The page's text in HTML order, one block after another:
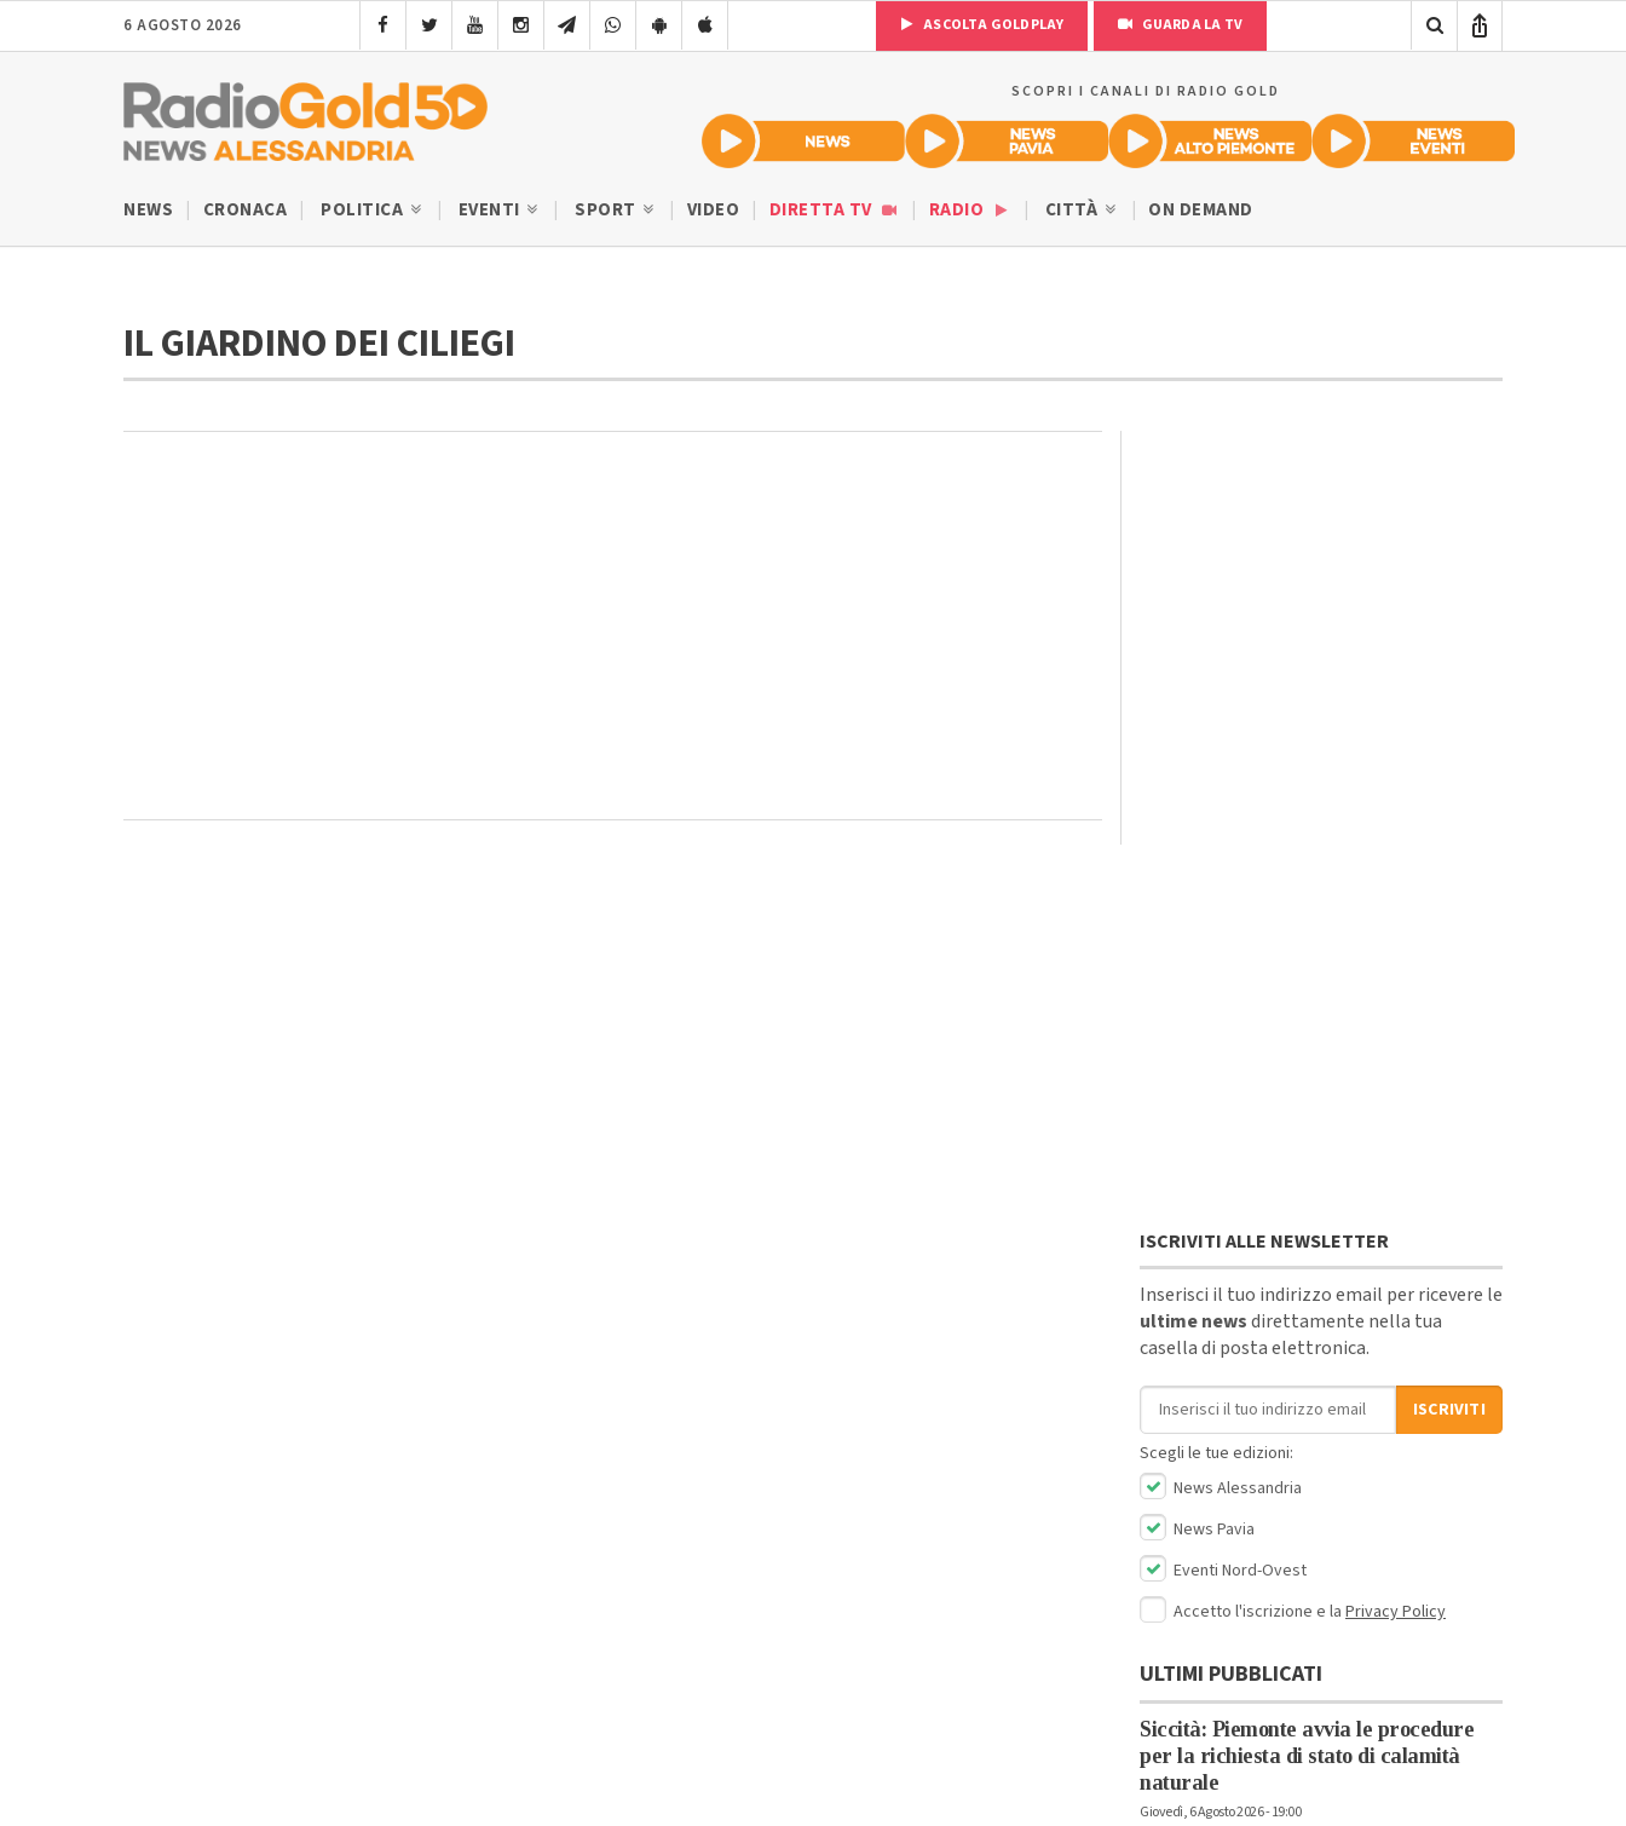
6 AGOSTO 2026 ASCOLTA GOLDPLAY GUARDA LA TV
SCOPRI I CANALI DI RADIO GOLD
NEWS CRONACA POLITICA EVENTI SPORT VIDEO DIRETTA TV RADIO CITTÀ ON DEMAND
IL GIARDINO DEI CILIEGI
ISCRIVITI ALLE NEWSLETTER
Inserisci il tuo indirizzo email per ricevere le
ultime newsdirettamente nella tua
casella di posta elettronica.
Indirizzo email
ISCRIVITI
Scegli le tue edizioni:
News Alessandria
News Pavia
Eventi Nord-Ovest
Accetto l'iscrizione e la Privacy Policy
ULTIMI PUBBLICATI
Siccità: Piemonte avvia le procedure
per la richiesta di stato di calamità
naturale
Giovedì, 6 Agosto 2026 - 19:00